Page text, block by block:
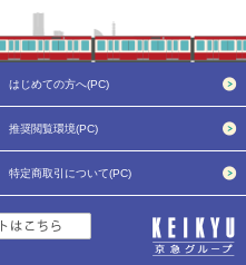
はじめての方へ(PC)
推奨閲覧環境(PC)
特定商取引について(PC)